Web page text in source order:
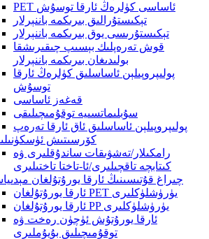
PET ئاساسى كۈلرەڭ ئارقا توسۇش
تېكىستۇرالىق بىرىكمە باننېرلار
تېكىستۇرىسى يوق بىرىكمە باننېرلار
قوش تەرەپلىك بېسىپ چىقىرىشقا
بولىدىغان بىرىكمە باننېرلار
پولىپروپىلېن ئاساسلىق كۈلرەڭ ئارقا
توسۇش
قەغەز ئاساسى
سۇبلىماتسىيە توقۇمىچىلىقى
پولىپروپىلېن ئاساسلىق ئاق ئارقا تەرەپ
كۆرسىتىش
رامكىلار/تەشۋىقات ساندۇقلىرى ۋە
كىتابچە تاقچىلىرى/ئا-تاختا تاختىلىرى
چىراغ قۇتىسىنىڭ ئارقا يورۇتۇلغان
ئارقا يورۇتۇلغان PET يۈرۈشلۈكلىرى
ئارقا يورۇتۇلغان PP يۈرۈشلۈكلىرى
ئارقا يورۇتۇش ئۈچۈن رەخت ۋە
توقۇمىچىلىق بۇيۇملىرى